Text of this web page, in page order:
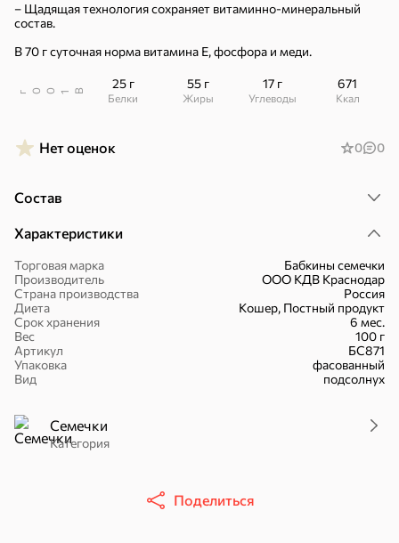
– Щадящая технология сохраняет витаминно-минеральный
состав.
В 70 г суточная норма витамина Е, фосфора и меди.
В
1 00
г
25 г
Белки
55 г
Жиры
17 г
Углеводы
671
ккал
Нет оценок 0 0
Состав
Характеристики
Торговая марка
Бабкины семечки
Производитель
ООО КДВ Краснодар
Страна производства
Россия
Диета
Кошер, Постный продукт
Срок хранения
6 мес.
Вес
100 г
Артикул
БС871
Упаковка
фасованный
Вид
подсолнух
Семечки
Категория
Поделиться
Хиты Все
17,5 ₽
Батончик «Чио Рио», 30 г
В корзину
20 г
Батончик «Бон-Тайм», 20 г
В корзину
14,2 ₽
В корзину
Сладости и десерты
Батончики